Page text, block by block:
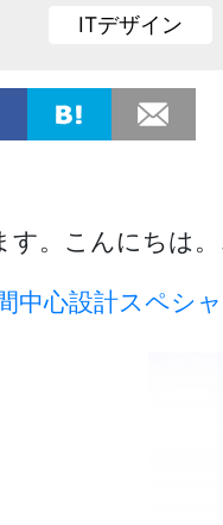
ITデザイン
。こんにちは。
中心設計スペシ